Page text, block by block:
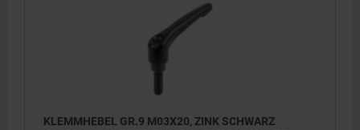
KLEMMHEBEL GR.9 M03X20, ZINK SCHWARZ